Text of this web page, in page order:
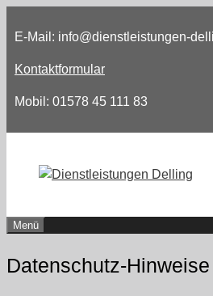
Inhalt
E-Mail: info@dienstleistungen-
Kontaktformular
Mobil: 01578 45 111 83
Menü
Datenschutz-Hinweise